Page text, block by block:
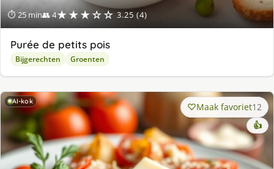
⏱ 25 min👥 4★★★☆☆ 3.25 (4)
Purée de petits pois
Bijgerechten Groenten
AI-kok Maak favoriet12
👍